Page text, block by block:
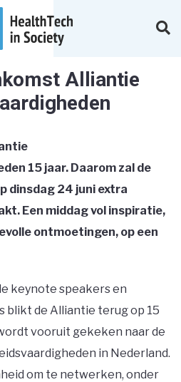
Alliantie
15 jaar. Daarom zal de
dinsdag 24 juni extra
Een middag vol inspiratie,
ontmoetingen, op een
keynote speakers en
blikt de Alliantie terug op 15
vooruit gekeken naar de
in Nederland.
om te netwerken, onder